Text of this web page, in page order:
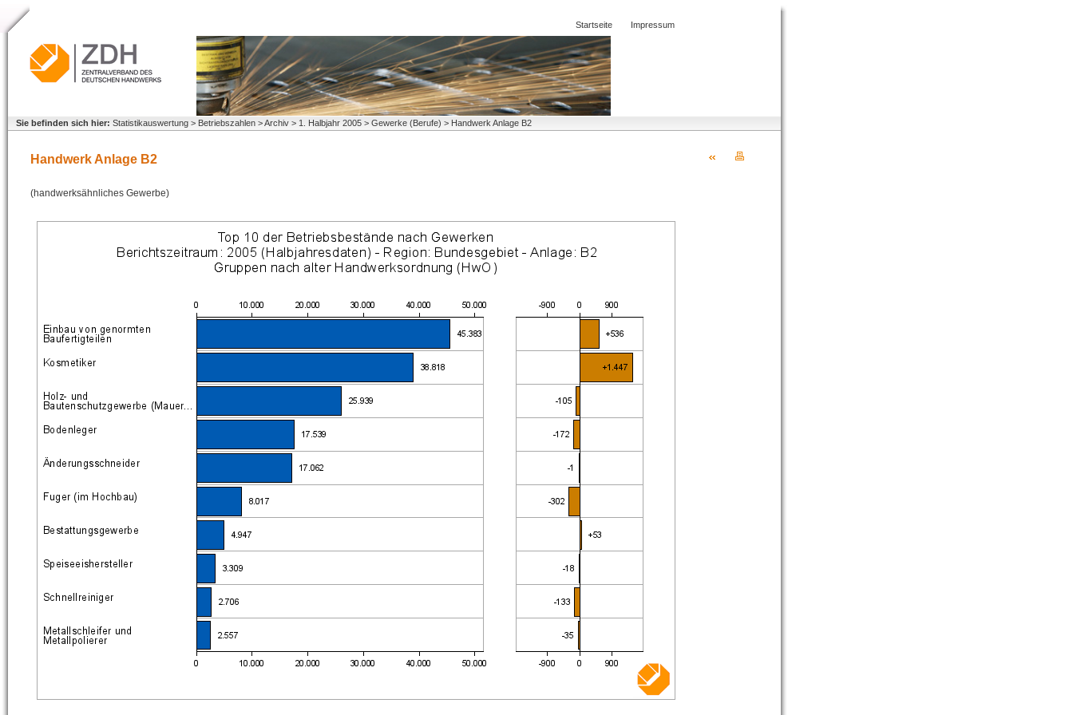
Startseite Impressum
Sie befinden sich hier: Statistikauswertung > Betriebszahlen > Archiv > 1. Halbjahr 2005 > Gewerke (Berufe) > Handwerk Anlage B2
Handwerk Anlage B2
(handwerksähnliches Gewerbe)